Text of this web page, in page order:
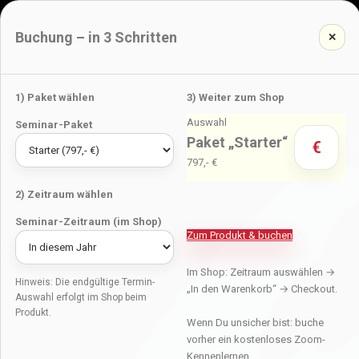
Buchung – in 3 Schritten ✕
1) Paket wählen
Seminar-Paket
2) Zeitraum wählen
Seminar-Zeitraum (im Shop)
Hinweis: Die endgültige Termin-
Auswahl erfolgt im Shop beim
Produkt.
3) Weiter zum Shop
Auswahl
Paket „Starter“
797,- €
€
Zum Produkt & buchen
Im Shop: Zeitraum auswählen →
„In den Warenkorb“ → Checkout.
Wenn Du unsicher bist: buche
vorher ein kostenloses Zoom-
Kennenlernen.